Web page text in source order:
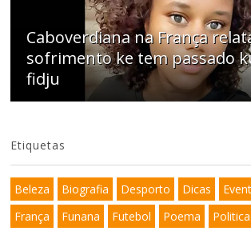
Caboverdiana na França
sofrimento ke tem passado
fidju
Etiquetas
Beleza Biografia Desporto Dicas
França
Funana Futebol Poema Politica